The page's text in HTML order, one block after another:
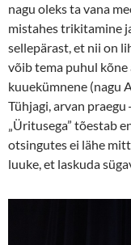
nagu oleks ta vana
mistahes trikitamine
sellepärast, et nii on
võib tema puhul kõne
kuuekümnene (nagu
Tühjagi, arvan
„Üritusega” tõestab
otsingutes ei lähe
luuke, et laskuda